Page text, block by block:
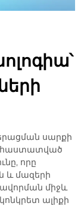
սարքի
հաստատված
որը
և մազերի
միջև
ալիքի